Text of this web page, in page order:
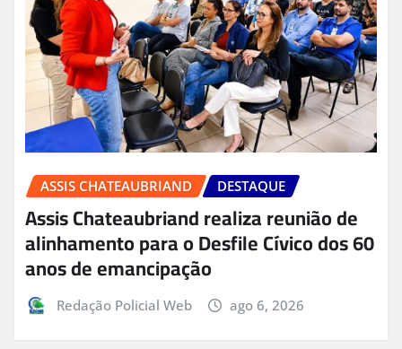
ASSIS CHATEAUBRIAND DESTAQUE
Assis Chateaubriand realiza reunião de
alinhamento para o Desfile Cívico dos 60
anos de emancipação
Redação Policial Web ago 6, 2026